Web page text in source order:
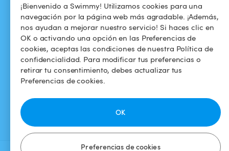
¡Bienvenido a Swimmy! Utilizamos cookies para una
navegación por la página web más agradable. ¡Además,
nos ayudan a mejorar nuestro servicio! Si haces clic en
OK o activando una opción en las Preferencias de
cookies, aceptas las condiciones de nuestra Política de
confidencialidad. Para modificar tus preferencias o
retirar tu consentimiento, debes actualizar tus
Preferencias de cookies.
Preferencias de cookies
OK